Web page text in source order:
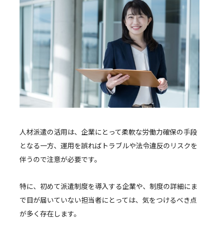
人材派遣の活用は、企業にとって柔軟な労働力確保の手段
となる一方、運用を誤ればトラブルや法令違反のリスクを
伴うので注意が必要です。
特に、初めて派遣制度を導入する企業や、制度の詳細にま
で目が届いていない担当者にとっては、気をつけるべき点
が多く存在します。